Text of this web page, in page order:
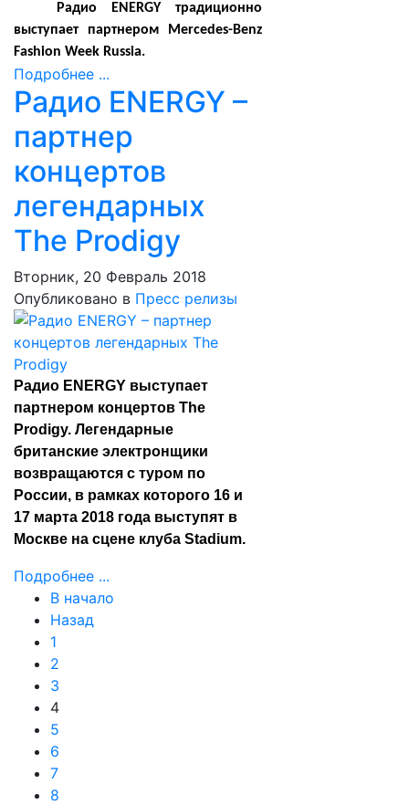
Радио ENERGY традиционно
выступает партнером
Mercedes-Benz
Fashion Week Russia.
Подробнее ...
Радио ENERGY –
партнер
концертов
легендарных
The Prodigy
Вторник, 20 Февраль 2018
Опубликовано в Пресс релизы
Радио ENERGY выступает
партнером концертов The
Prodigy. Легендарные
британские электронщики
возвращаются с туром по
России, в рамках которого 16 и
17 марта 2018 года выступят в
Москве на сцене клуба Stadium.
Подробнее ...
В начало
Назад
1
2
3
4
5
6
7
8